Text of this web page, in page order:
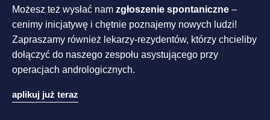
Możesz też wysłać nam zgłoszenie spontaniczne –
cenimy inicjatywę i chętnie poznajemy nowych ludzi!
Zapraszamy również lekarzy-rezydentów, którzy chcieliby
dołączyć do naszego zespołu asystującego przy
operacjach andrologicznych.
aplikuj już teraz